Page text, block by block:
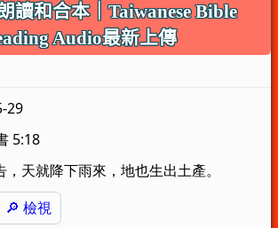
讀和合本｜Taiwanese Bible
Audio最新上傳